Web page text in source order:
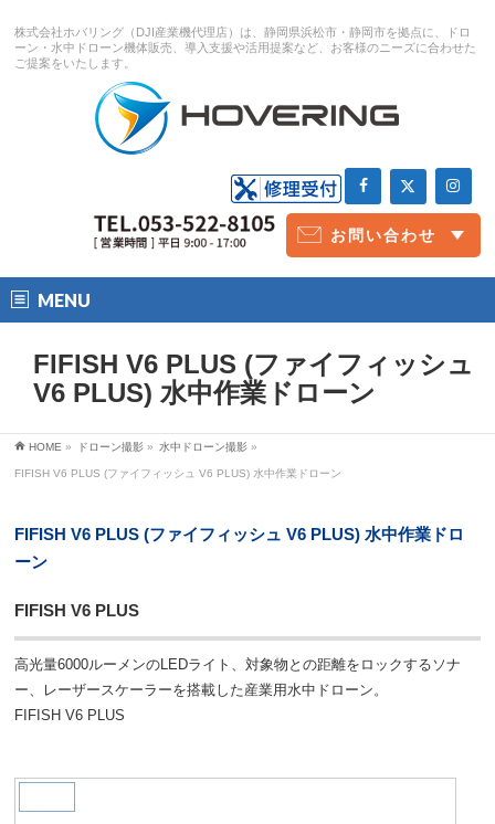
株式会社ホバリング（DJI産業機代理店）は、静岡県浜松市・静岡市を拠点に、ドロ
ーン・水中ドローン機体販売、導入支援や活用提案など、お客様のニーズに合わせた
ご提案をいたします。
お問い合わせ
お問い合わせ
撮影予約
MENU
FIFISH V6 PLUS (ファイフィッシュ
V6 PLUS) 水中作業ドローン
HOME » ドローン撮影 » 水中ドローン撮影 »
FIFISH V6 PLUS (ファイフィッシュ V6 PLUS) 水中作業ドローン
FIFISH V6 PLUS (ファイフィッシュ V6 PLUS) 水中作業ドロ
ーン
FIFISH V6 PLUS
高光量6000ルーメンのLEDライト、対象物との距離をロックするソナ
ー、レーザースケーラーを搭載した産業用水中ドローン。
FIFISH V6 PLUS